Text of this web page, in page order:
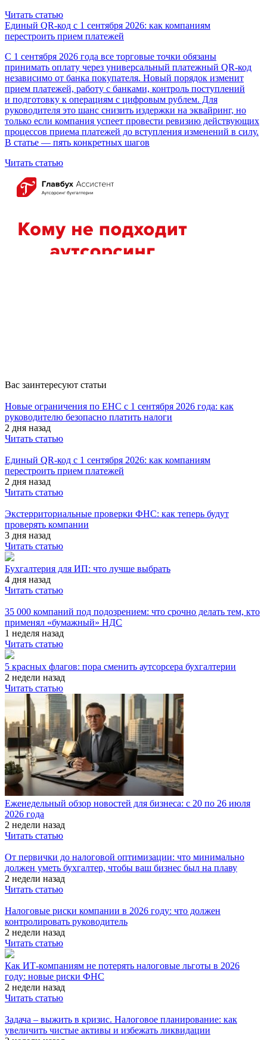
Читать статью
Единый QR-код с 1 сентября 2026: как компаниям
перестроить прием платежей
С 1 сентября 2026 года все торговые точки обязаны
принимать оплату через универсальный платежный QR-код
независимо от банка покупателя. Новый порядок изменит
прием платежей, работу с банками, контроль поступлений
и подготовку к операциям с цифровым рублем. Для
руководителя это шанс снизить издержки на эквайринг, но
только если компания успеет провести ревизию действующих
процессов приема платежей до вступления изменений в силу.
В статье — пять конкретных шагов
Читать статью
Вас заинтересуют статьи
Новые ограничения по ЕНС с 1 сентября 2026 года: как
руководителю безопасно платить налоги
2 дня назад
Читать статью
Единый QR-код с 1 сентября 2026: как компаниям
перестроить прием платежей
2 дня назад
Читать статью
Экстерриториальные проверки ФНС: как теперь будут
проверять компании
3 дня назад
Читать статью
Бухгалтерия для ИП: что лучше выбрать
4 дня назад
Читать статью
35 000 компаний под подозрением: что срочно делать тем, кто
применял «бумажный» НДС
1 неделя назад
Читать статью
5 красных флагов: пора сменить аутсорсера бухгалтерии
2 недели назад
Читать статью
Еженедельный обзор новостей для бизнеса: с 20 по 26 июля
2026 года
2 недели назад
Читать статью
От первички до налоговой оптимизации: что минимально
должен уметь бухгалтер, чтобы ваш бизнес был на плаву
2 недели назад
Читать статью
Налоговые риски компании в 2026 году: что должен
контролировать руководитель
2 недели назад
Читать статью
Как ИТ-компаниям не потерять налоговые льготы в 2026
году: новые риски ФНС
2 недели назад
Читать статью
Задача – выжить в кризис. Налоговое планирование: как
увеличить чистые активы и избежать ликвидации